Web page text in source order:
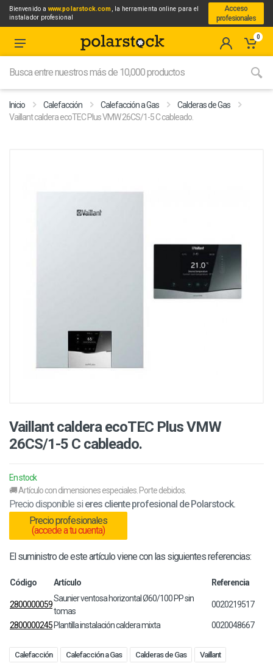
Bienvenido awww.polarstock.com, la herramienta online para el
instalador profesional
Acceso
profesionales
0
Inicio Calefacción Calefacción a Gas
Calderas de Gas
Vaillant caldera ecoTEC Plus VMW 26CS/1-5 C cableado.
Vaillant caldera ecoTEC Plus VMW
26CS/1-5 C cableado.
En stock
🚚 Artículo con dimensiones especiales. Porte debidos.
Precio disponible si eres cliente profesional de Polarstock.
Precio profesionales
(accede a tu cuenta)
El suministro de este artículo viene con las siguientes referencias:
Código Artículo Referencia
2800000059
Saunier ventosa horizontal Ø60/100 PP sin
tomas
0020219517
2800000245 Plantilla instalación caldera mixta 0020048667
Calefacción Calefacción a Gas Calderas de Gas Vaillant